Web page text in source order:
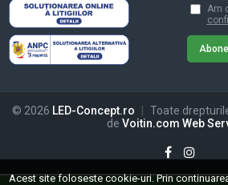
Am
© 2026 LED-Concept.ro | Toate
de Voitin.com Web
Acest site foloseste cookie-uri. Prin